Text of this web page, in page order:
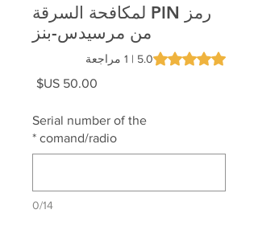
رمز PIN لمكافحة السرقة
من مرسيدس-بنز
5.0 out of five stars based on 1 review
5.0 | 1 مراجعة
Serial number of the
comand/radio
*
0/14